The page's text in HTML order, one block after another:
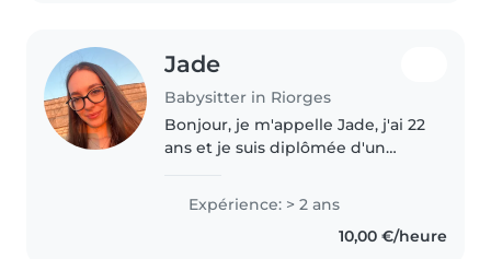
Jade
Babysitter in Riorges
Bonjour, je m'appelle Jade, j'ai 22
ans et je suis diplômée d'un
l'enseignement) et j'ai été
maîtresse en alternance d'une
classe de PS-MS pour ma
Expérience: > 2 ans
10,00 €/heure